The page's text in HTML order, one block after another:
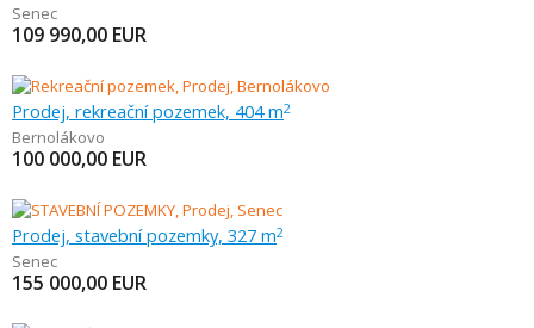
Senec
109 990,00 EUR
Prodej, rekreační pozemek, 404 m2
Bernolákovo
100 000,00 EUR
Prodej, stavební pozemky, 327 m2
Senec
155 000,00 EUR